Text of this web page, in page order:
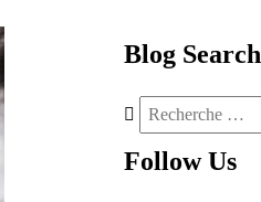
Blog Search
Follow Us